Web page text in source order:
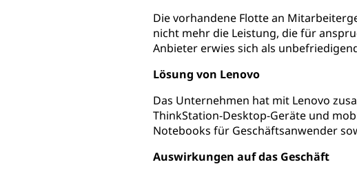
Die vorhandene Flotte an
nicht mehr die Leistung, die für
Anbieter erwies sich als
Lösung von Lenovo
Das Unternehmen hat mit Lenovo
ThinkStation-Desktop-Geräte und
Notebooks für Geschäftsanwender
Auswirkungen auf das Geschäft